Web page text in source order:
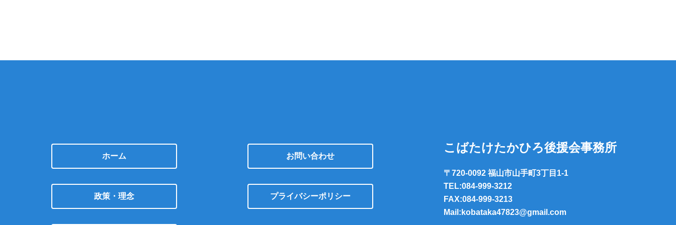
ホーム
政策・理念
お問い合わせ
プライバシーポリシー
こばたけたかひろ後援会事務所
〒720-0092 福山市山手町3丁目1-1
TEL:084-999-3212
FAX:084-999-3213
Mail:kobataka47823@gmail.com